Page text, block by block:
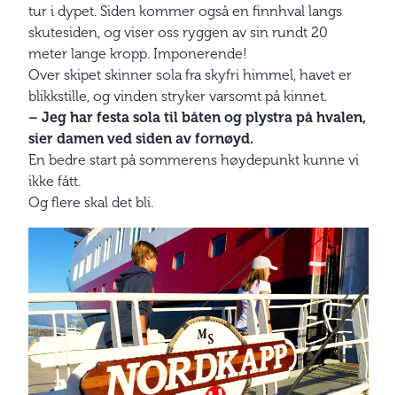
tur i dypet. Siden kommer også en finnhval langs
skutesiden, og viser oss ryggen av sin rundt 20
meter lange kropp. Imponerende!
Over skipet skinner sola fra skyfri himmel, havet er
blikkstille, og vinden stryker varsomt på kinnet.
– Jeg har festa sola til båten og plystra på hvalen,
sier damen ved siden av fornøyd.
En bedre start på sommerens høydepunkt kunne vi
ikke fått.
Og flere skal det bli.